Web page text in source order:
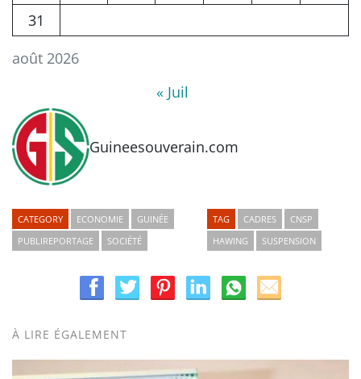
août 2026
31
« Juil
Guineesouverain.com
CATEGORY ECONOMIE
GUINÉE
PUBLIREPORTAGE
SOCIÉTÉ
TAG CADRES
CNSP
HAWING
SUSPENSION
À LIRE ÉGALEMENT